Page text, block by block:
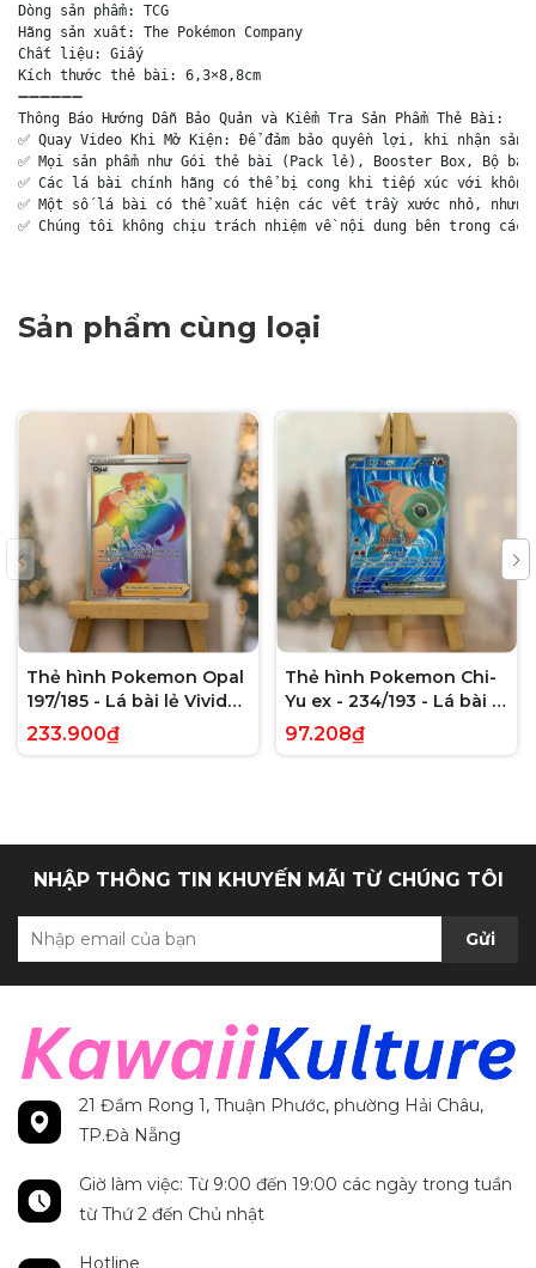
Dòng sản phẩm: TCG
Hãng sản xuất: The Pokémon Company
Chất liệu: Giấy
Kích thước thẻ bài: 6,3×8,8cm
➖➖➖➖➖➖
Thông Báo Hướng Dẫn Bảo Quản và Kiểm Tra Sản Phẩm Thẻ Bài:
✅ Quay Video Khi Mở Kiện: Để đảm bảo quyền lợi, khi nhận
✅ Mọi sản phẩm như Gói thẻ bài (Pack lẻ), Booster Box, Bộ
✅ Các lá bài chính hãng có thể bị cong khi tiếp xúc với
✅ Một số lá bài có thể xuất hiện các vết trầy xước nhỏ,
✅ Chúng tôi không chịu trách nhiệm về nội dung bên trong
Sản phẩm cùng loại
Thẻ hình Pokemon Opal
197/185 - Lá bài lẻ Vivid
Voltage Hyper Rare tiếng
Anh chính hãng
233.900₫
Thẻ hình Pokemon Chi-
Yu ex - 234/193 - Lá bài lẻ
Paldea Evolved Full Art
Secret Rare tiếng Anh
97.208₫
NHẬP THÔNG TIN KHUYẾN MÃI TỪ CHÚNG TÔI
Gửi
21 Đầm Rong 1, Thuận Phước, phường Hải Châu,
TP.Đà Nẵng
Giờ làm việc: Từ 9:00 đến 19:00 các ngày trong tuần
từ Thứ 2 đến Chủ nhật
Hotline